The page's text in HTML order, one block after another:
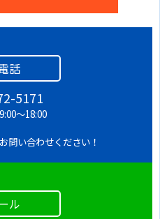
話
5171
～18:00
問い合わせください！
ル